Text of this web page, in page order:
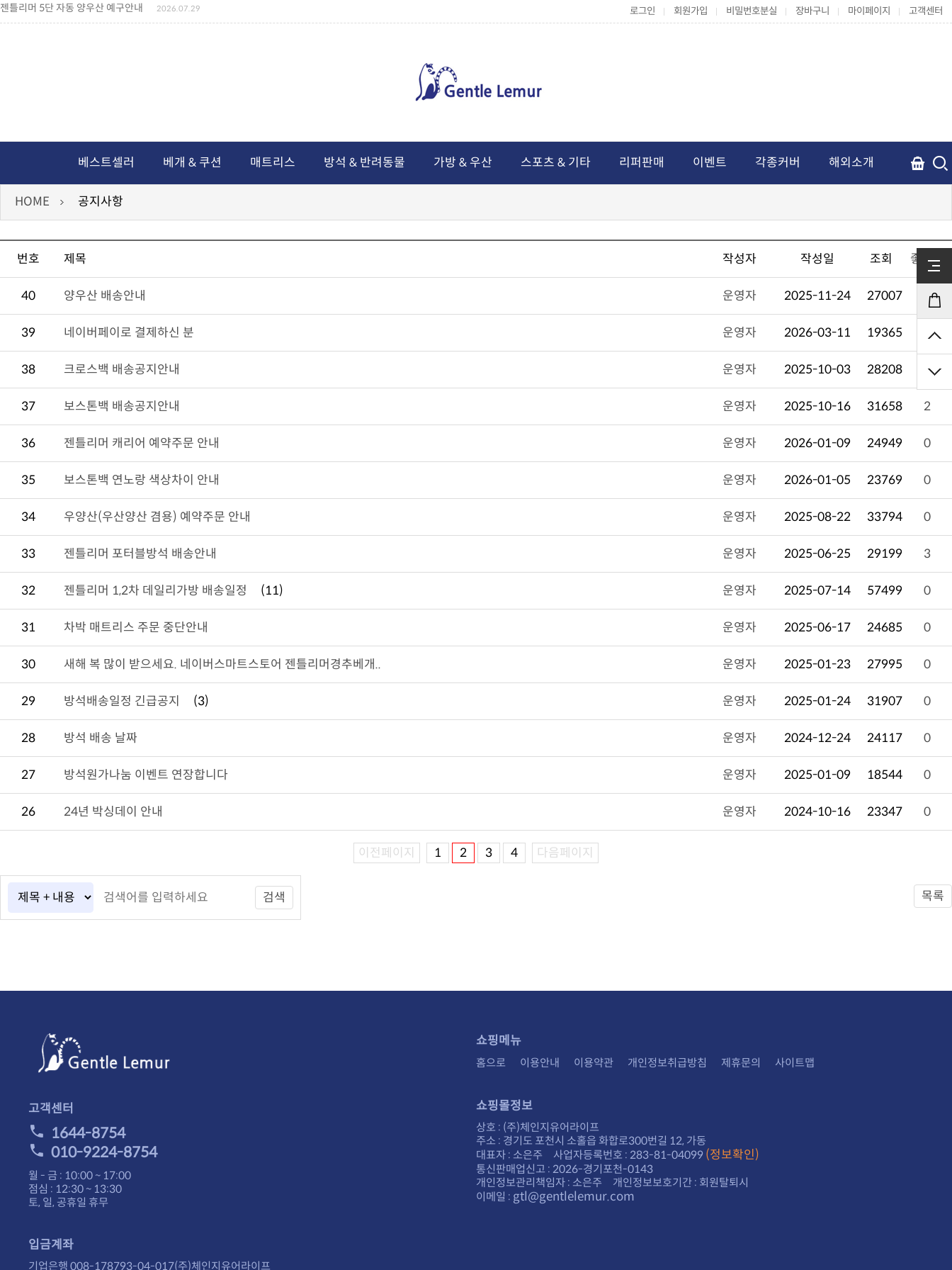
젠틀리머 5단 자동 양우산 예구안내 2026.07.29
젠틀리머 메모리제품 가격인상 안내 2026.07.27
독서쿠션 2차 예구안내 2026.08.04
로그인 회원가입 비밀번호분실 장바구니 마이페이지 고객센터
베스트셀러 베개 & 쿠션 매트리스 방석 & 반려동물 가방 & 우산 스포츠 & 기타 리퍼판매 이벤트 각종커버 해외소개
HOME 공지사항
번호 제목 작성자 작성일 조회 좋아요
40 양우산 배송안내 운영자 2025-11-24 27007 0
39 네이버페이로 결제하신 분 운영자 2026-03-11 19365 0
38 크로스백 배송공지안내 운영자 2025-10-03 28208 0
37 보스톤백 배송공지안내 운영자 2025-10-16 31658 2
36 젠틀리머 캐리어 예약주문 안내 운영자 2026-01-09 24949 0
35 보스톤백 연노랑 색상차이 안내 운영자 2026-01-05 23769 0
34 우양산(우산양산 겸용) 예약주문 안내 운영자 2025-08-22 33794 0
33 젠틀리머 포터블방석 배송안내 운영자 2025-06-25 29199 3
32 젠틀리머 1,2차 데일리가방 배송일정 (11) 운영자 2025-07-14 57499 0
31 차박 매트리스 주문 중단안내 운영자 2025-06-17 24685 0
30 새해 복 많이 받으세요. 네이버스마트스토어 젠틀리머경추베개.. 운영자 2025-01-23 27995 0
29 방석배송일정 긴급공지 (3) 운영자 2025-01-24 31907 0
28 방석 배송 날짜 운영자 2024-12-24 24117 0
27 방석원가나눔 이벤트 연장합니다 운영자 2025-01-09 18544 0
26 24년 박싱데이 안내 운영자 2024-10-16 23347 0
이전페이지 1 2 3 4 다음페이지
검색 목록
고객센터
1644-8754
010-9224-8754
월 - 금 : 10:00 ~ 17:00
점심 : 12:30 ~ 13:30
토, 일, 공휴일 휴무
입금계좌
기업은행 008-178793-04-017(주)체인지유어라이프
쇼핑메뉴
홈으로 이용안내 이용약관 개인정보취급방침 제휴문의 사이트맵
쇼핑몰정보
상호 : (주)체인지유어라이프
주소 : 경기도 포천시 소홀읍 화합로300번길 12, 가동
대표자 : 소은주 사업자등록번호 : 283-81-04099 (정보확인)
통신판매업신고 : 2026-경기포천-0143
개인정보관리책임자 : 소은주 개인정보보호기간 : 회원탈퇴시
이메일 : gtl@gentlelemur.com